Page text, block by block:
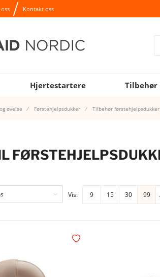
Kontakt oss
Hjertestartere
øvelse Førstehjelpsdukker Tilbehør førstehjelpsdukker
Vis: 9 15 30 99
Legg i ønskelisten